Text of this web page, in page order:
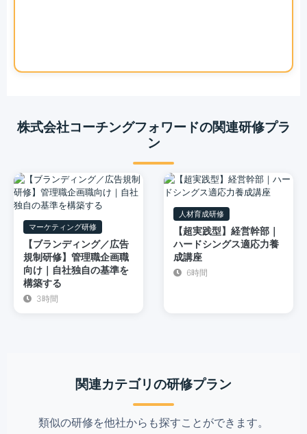
株式会社コーチングフォワードの関連研修プラ
ン
マーケティング研修
【ブランディング／広告
規制研修】管理職企画職
向け｜自社独自の基準を
構築する
3時間
人材育成研修
【超実践型】経営幹部｜
ハードシングス適応力養
成講座
6時間
関連カテゴリの研修プラン
類似の研修を他社からも探すことができます。